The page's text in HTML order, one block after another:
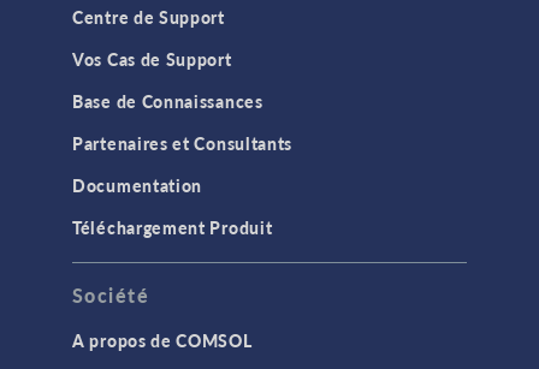
Centre de Support
Vos Cas de Support
Base de Connaissances
Partenaires et Consultants
Documentation
Téléchargement Produit
Société
A propos de COMSOL